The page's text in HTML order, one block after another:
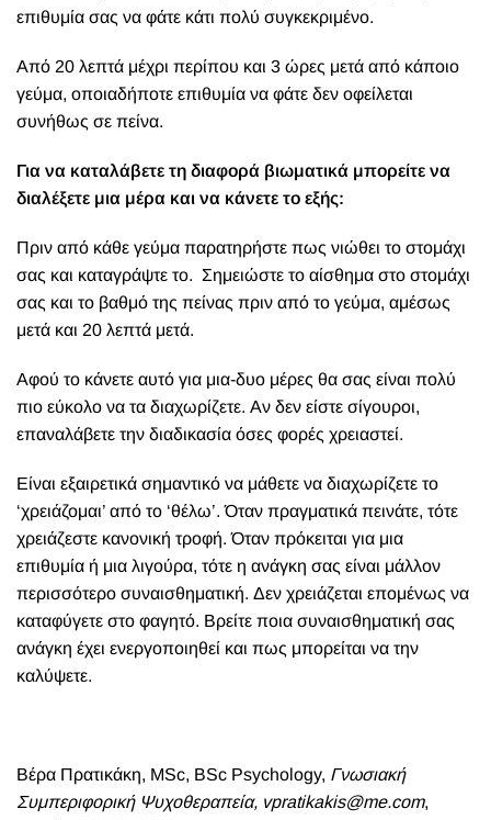
επιθυμία σας να φάτε κάτι πολύ συγκεκριμένο.
Από 20 λεπτά μέχρι περίπου και 3 ώρες μετά από κάποιο
γεύμα, οποιαδήποτε επιθυμία να φάτε δεν οφείλεται
συνήθως σε πείνα.
Για να καταλάβετε τη διαφορά βιωματικά μπορείτε να
διαλέξετε μια μέρα και να κάνετε το εξής:
Πριν από κάθε γεύμα παρατηρήστε πως νιώθει το στομάχι
σας και καταγράψτε το. Σημειώστε το αίσθημα στο στομάχι
σας και το βαθμό της πείνας πριν από το γεύμα, αμέσως
μετά και 20 λεπτά μετά.
Αφού το κάνετε αυτό για μια-δυο μέρες θα σας είναι πολύ
πιο εύκολο να τα διαχωρίζετε. Αν δεν είστε σίγουροι,
επαναλάβετε την διαδικασία όσες φορές χρειαστεί.
Είναι εξαιρετικά σημαντικό να μάθετε να διαχωρίζετε το
‘χρειάζομαι’ από το ‘θέλω’. Όταν πραγματικά πεινάτε, τότε
χρειάζεστε κανονική τροφή. Όταν πρόκειται για μια
επιθυμία ή μια λιγούρα, τότε η ανάγκη σας είναι μάλλον
περισσότερο συναισθηματική. Δεν χρειάζεται επομένως να
καταφύγετε στο φαγητό. Βρείτε ποια συναισθηματική σας
ανάγκη έχει ενεργοποιηθεί και πως μπορείται να την
καλύψετε.
Bέρα Πρατικάκη, MSc, BSc Psychology, Γνωσιακή
Συμπεριφορική Ψυχοθεραπεία, vpratikakis@me.com,